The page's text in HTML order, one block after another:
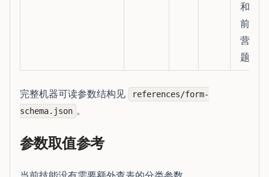
和当
前运
营问
题
完整机器可读参数结构见
references/form-
schema.json 。
参数取值参考